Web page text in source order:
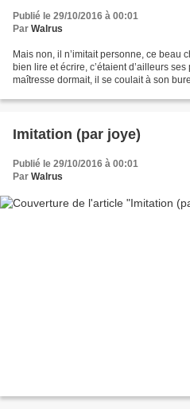
Publié le 29/10/2016 à 00:01
Par Walrus
Mais non, il n’imitait personne, ce beau
bien lire et écrire, c’étaient d’ailleurs
maîtresse dormait, il se coulait à son
Imitation (par joye)
Publié le 29/10/2016 à 00:01
Par Walrus